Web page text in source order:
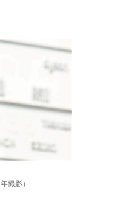
撮影）